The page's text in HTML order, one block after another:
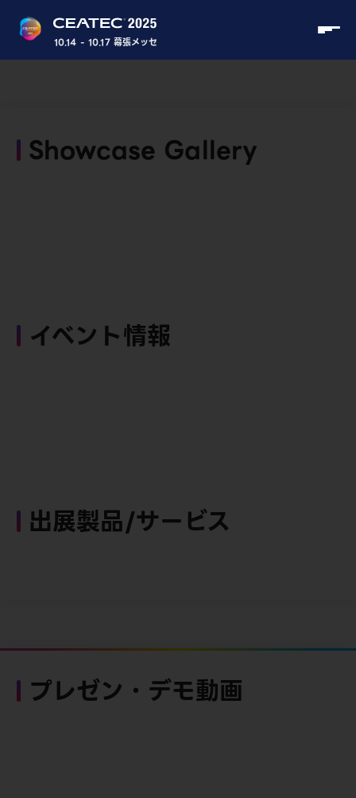
10.14 - 10.17 幕張メッセ
Showcase Gallery
イベント情報
出展製品/サービス
プレゼン・デモ動画